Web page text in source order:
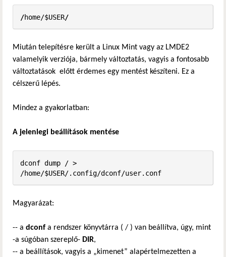
/home/$USER/
Miután telepítésre került a Linux Mint vagy az LMDE2
valamelyik verziója, bármely változtatás, vagyis a fontosabb
változtatások előtt érdemes egy mentést készíteni. Ez a
célszerű lépés.
Mindez a gyakorlatban:
A jelenlegi beállítások mentése
dconf dump / >
/home/$USER/.config/dconf/user.conf
Magyarázat:
-- a dconf a rendszer könyvtárra ( / ) van beállítva, úgy, mint
-a súgóban szereplő- DIR,
-- a beállítások, vagyis a „kimenet” alapértelmezetten a